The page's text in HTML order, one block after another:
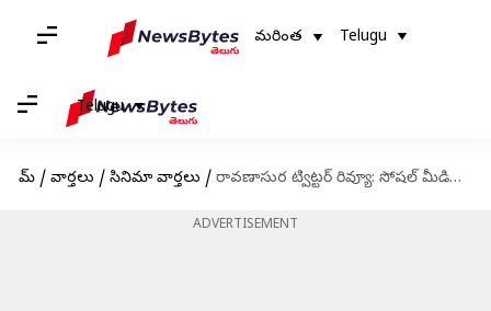
మరింత Telugu
Telugu
హోమ్ / వార్తలు / సినిమా వార్తలు / రావణాసుర ట్విట్టర్ రివ్యూ: సోషల్ మీడియా వేదికగా నెటిజన్ల రియాక్షన్ ఎలా ఉందంటే
ADVERTISEMENT